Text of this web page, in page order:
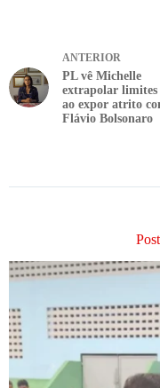
ANTERIOR
PL vê Michelle
extrapolar limites
ao expor atrito
Flávio Bolsonaro